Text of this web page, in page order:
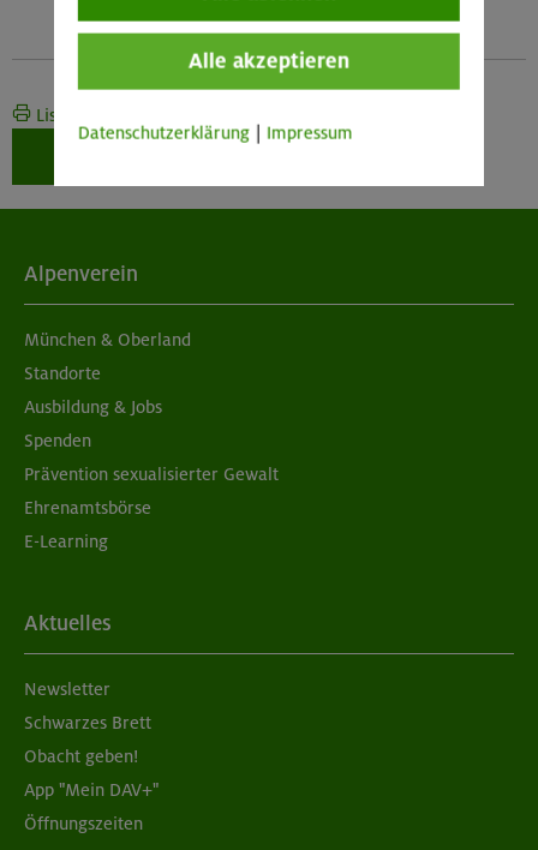
Und kleines Handtuch
Liste drucken
Alpenverein
München & Oberland
Standorte
Ausbildung & Jobs
Spenden
Prävention sexualisierter Gewalt
Ehrenamtsbörse
E-Learning
Aktuelles
Newsletter
Schwarzes Brett
Obacht geben!
App "Mein DAV+"
Öffnungszeiten
Alle akzeptieren
Datenschutzerklärung Impressum